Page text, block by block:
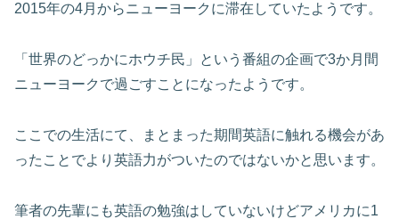
2015年の4月からニューヨークに滞在していたようです。
「世界のどっかにホウチ民」という番組の企画で3か月間
ニューヨークで過ごすことになったようです。
ここでの生活にて、まとまった期間英語に触れる機会があ
ったことでより英語力がついたのではないかと思います。
筆者の先輩にも英語の勉強はしていないけどアメリカに1